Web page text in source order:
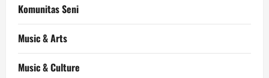
Komunitas Seni
Music & Arts
Music & Culture